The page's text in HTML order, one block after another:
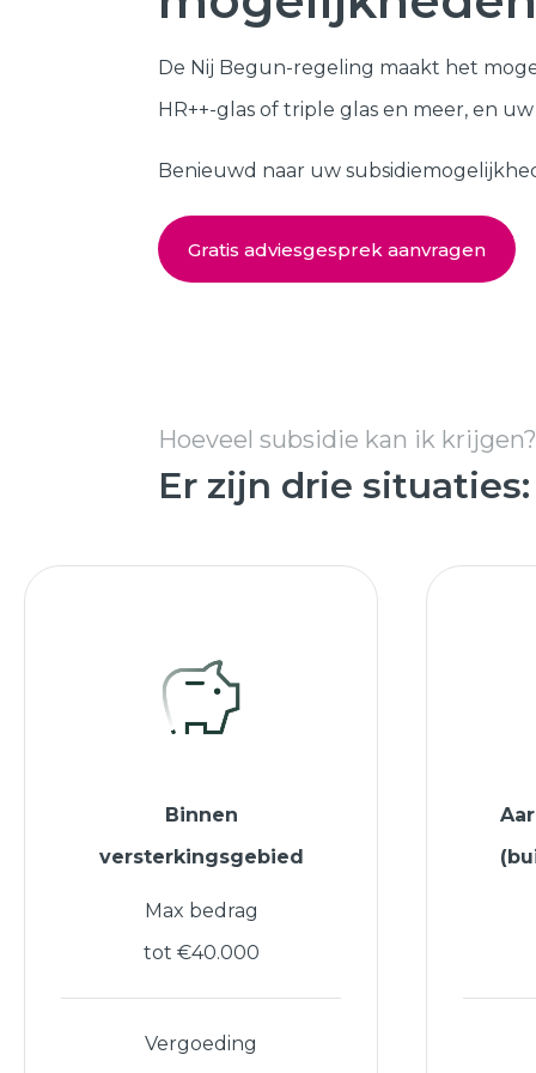
De Nij Begun-regeling maakt het
HR++-glas of triple glas en meer, en
Benieuwd naar uw
Gratis adviesgesprek aanvragen
Hoeveel subsidie kan ik krijgen?
Er zijn drie situaties:
Binnen
versterkingsgebied
Max bedrag
tot €40.000
Vergoeding
Samenstellen
SHOWROOM BEZOEKEN